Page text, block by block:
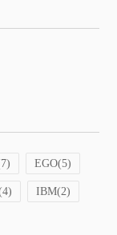
EGO(5)
IBM(2)